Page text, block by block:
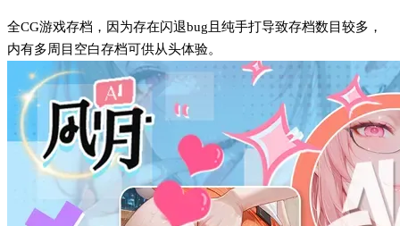
全CG游戏存档，因为存在闪退bug且纯手打导致存档数目较多，
内有多周目空白存档可供从头体验。